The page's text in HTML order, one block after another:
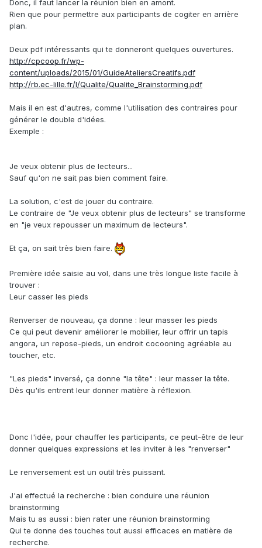
Donc, il faut lancer la réunion bien en amont.
Rien que pour permettre aux participants de cogiter en arrière
plan.
Deux pdf intéressants qui te donneront quelques ouvertures.
http://cpcoop.fr/wp-
content/uploads/2015/01/GuideAteliersCreatifs.pdf
http://rb.ec-lille.fr/l/Qualite/Qualite_Brainstorming.pdf
Mais il en est d'autres, comme l'utilisation des contraires pour
générer le double d'idées.
Exemple :
Je veux obtenir plus de lecteurs...
Sauf qu'on ne sait pas bien comment faire.
La solution, c'est de jouer du contraire.
Le contraire de "Je veux obtenir plus de lecteurs" se transforme
en "je veux repousser un maximum de lecteurs".
Et ça, on sait très bien faire.
Première idée saisie au vol, dans une très longue liste facile à
trouver :
Leur casser les pieds
Renverser de nouveau, ça donne : leur masser les pieds
Ce qui peut devenir améliorer le mobilier, leur offrir un tapis
angora, un repose-pieds, un endroit cocooning agréable au
toucher, etc.
"Les pieds" inversé, ça donne "la tête" : leur masser la tête.
Dès qu'ils entrent leur donner matière à réflexion.
Donc l'idée, pour chauffer les participants, ce peut-être de leur
donner quelques expressions et les inviter à les "renverser"
Le renversement est un outil très puissant.
J'ai effectué la recherche : bien conduire une réunion
brainstorming
Mais tu as aussi : bien rater une réunion brainstorming
Qui te donne des touches tout aussi efficaces en matière de
recherche.